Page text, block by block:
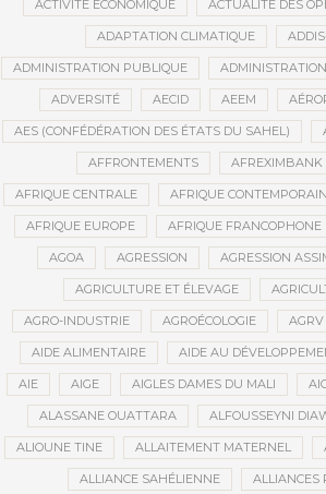
ACTIVITÉ ÉCONOMIQUE ACTUALITÉ DES
ADAPTATION CLIMATIQUE
ADMINISTRATION PUBLIQUE
ADVERSITÉ AECID AEEM
AES (CONFÉDÉRATION DES ÉTATS DU SAHEL)
AFFRONTEMENTS AFREXIMBANK
AFRIQUE CENTRALE AFRIQUE
AFRIQUE EUROPE AFRIQUE FRANCOPHONE
AGOA AGRESSION AGRESSION
AGRICULTURE ET ÉLEVAGE
AGRO-INDUSTRIE AGROÉCOLOGIE AGRV
AIDE ALIMENTAIRE AIDE AU
AIE AIGE AIGLES DAMES DU MALI
ALASSANE OUATTARA ALFOUSSEYNI
ALIOUNE TINE ALLAITEMENT MATERNEL
ALLIANCE SAHÉLIENNE ALLIANCES